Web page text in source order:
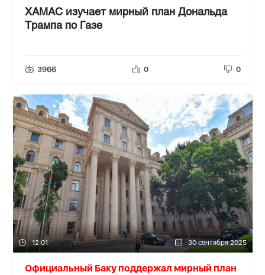
ХАМАС изучает мирный план Дональда
Трампа по Газе
3966 0 0
12:01 30 сентября 2025
Официальный Баку поддержал мирный план